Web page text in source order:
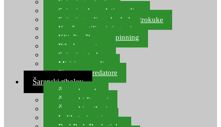
Spinning setovi
Spinning kompleti varalica
Spinning udice, dvokuke, trokuke
Kopče, vrtilice i ringovi
Kliješta, škare za spinning
Ribolov pastrve
Spinning torbe
Mirisi za varalice
Plovci za predatore
Šaranski ribolov
Šaranske role
Šaranski štapovi
Šaranski najloni
Indikatori ugriza